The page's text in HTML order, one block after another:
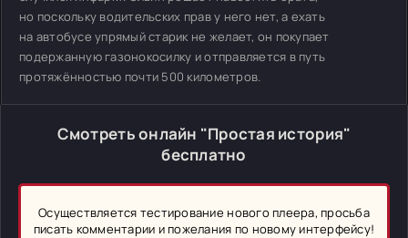
но поскольку водительских прав у него нет, а ехать
на автобусе упрямый старик не желает, он покупает
подержанную газонокосилку и отправляется в путь
протяжённостью почти 500 километров.
Смотреть онлайн "Простая история"
бесплатно
Осуществляется тестирование нового плеера, просьба
писать комментарии и пожелания по новому интерфейсу!